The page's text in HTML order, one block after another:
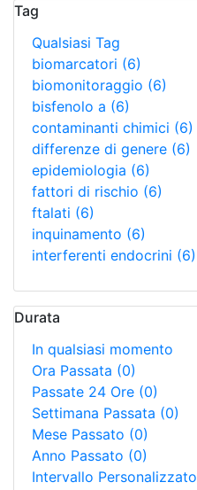
Tag
Qualsiasi Tag
biomarcatori (6)
biomonitoraggio (6)
bisfenolo a (6)
contaminanti chimici (6)
differenze di genere (6)
epidemiologia (6)
fattori di rischio (6)
ftalati (6)
inquinamento (6)
interferenti endocrini (6)
Durata
In qualsiasi momento
Ora Passata (0)
Passate 24 Ore (0)
Settimana Passata (0)
Mese Passato (0)
Anno Passato (0)
Intervallo